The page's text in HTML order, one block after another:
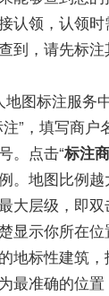
认领，认领
到，请先标
地图标注服务
”，填写商户
。点击“标注
。地图比例
大层级，即
显示你所在
地标性建筑
最准确的位